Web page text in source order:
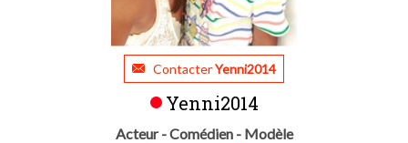
ContacterYenni2014
Yenni2014
Acteur - Comédien - Modèle